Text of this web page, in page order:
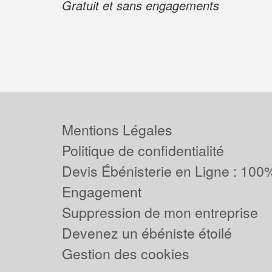
Gratuit et sans engagements
Mentions Légales
Politique de confidentialité
Devis Ébénisterie en Ligne :
Engagement
Suppression de mon entreprise
Devenez un ébéniste étoilé
Gestion des cookies